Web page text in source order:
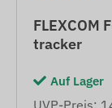
FLEXCOM
tracker
Auf Lager
UVP-Preis: